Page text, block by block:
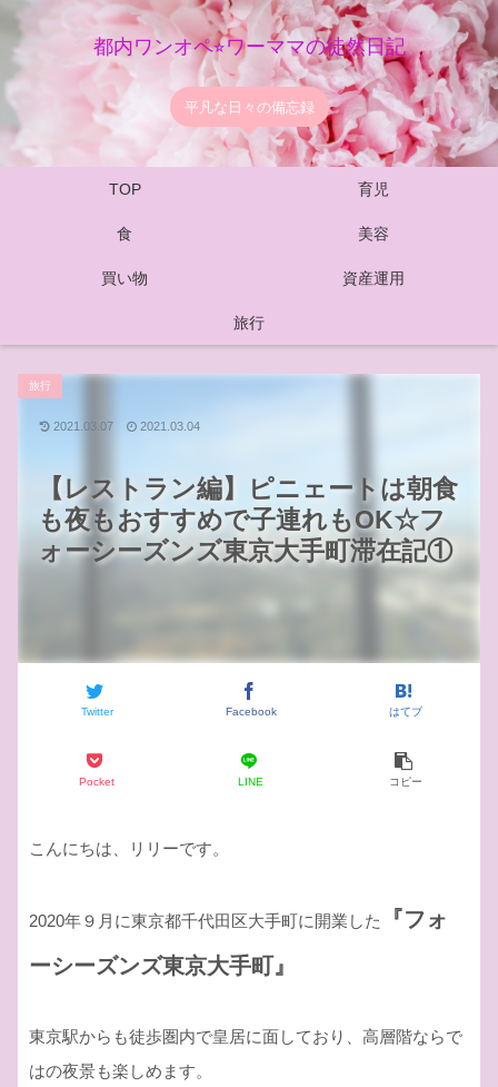
都内ワンオペ⭐︎ワーママの徒然日記
平凡な日々の備忘録
TOP 育児
食 美容
買い物 資産運用
旅行
【レストラン編】ピニェートは朝食
も夜もおすすめで子連れもOK☆フ
ォーシーズンズ東京大手町滞在記①
旅行
Twitter Facebook はてブ
Pocket LINE コピー
2021.03.07 2021.03.04
こんにちは、リリーです。
2020年９月に東京都千代田区大手町に開業した
『フォ
ーシーズンズ東京大手町』
東京駅からも徒歩圏内で皇居に面しており、高層階ならで
はの夜景も楽しめます。